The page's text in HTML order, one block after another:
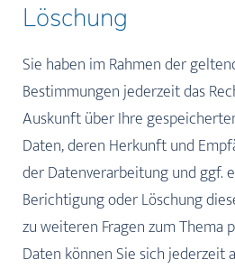
Löschung
Sie haben im Rahmen der
Bestimmungen jederzeit das
Auskunft über Ihre
Daten, deren Herkunft und
der Datenverarbeitung und ggf.
Berichtigung oder Löschung
zu weiteren Fragen zum Thema
Daten können Sie sich jederzeit